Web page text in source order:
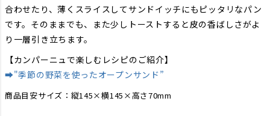
合わせたり、薄くスライスしてサンドイッチにもピッタリなパン
です。そのままでも、また少しトーストすると皮の香ばしさがよ
り一層引き立ちます。
【カンパーニュで楽しむレシピのご紹介】
➡"季節の野菜を使ったオープンサンド”
商品目安サイズ：縦145×横145×高さ70mm